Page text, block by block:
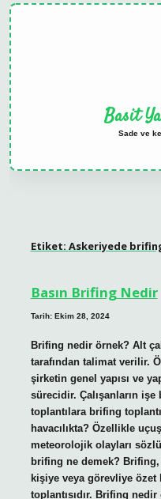
Basit
Sade ve
Etiket: Askeriyede
Basın Brifing Nedir
Tarih: Ekim 28, 2024
Brifing nedir örnek? Alt
tarafından talimat verilir.
şirketin genel yapısı ve
sürecidir. Çalışanların işe
toplantılara brifing
havacılıkta? Özellikle
meteorolojik olayları
brifing ne demek?
kişiye veya görevliye
toplantısıdır. Brifing